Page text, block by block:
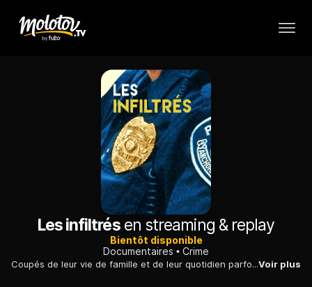
Les infiltrésen streaming & replay
Bientôt disponible
Documentaires
Crime
Coupés de leur vie de famille et de leur quotidien parfois durant des années, ces agents font tout leur possible pour mener leur enquête au plus près des criminels.Voir plus